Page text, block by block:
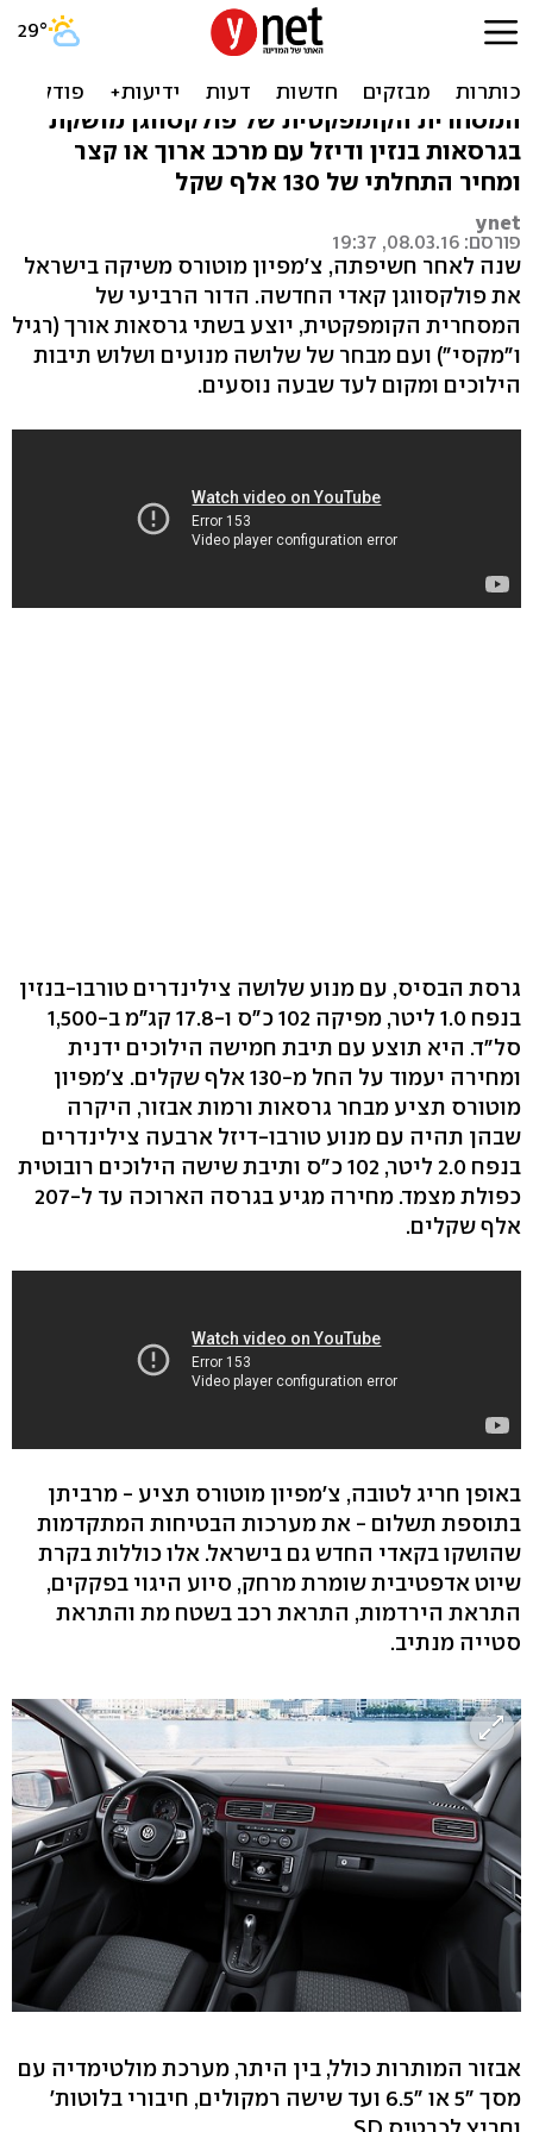
פולקסווגן קאדי בישראל -
המסחרית הקומפקטית של פולקסווגן מושקת
בגרסאות בנזין ודיזל עם מרכב ארוך או קצר
ומחיר התחלתי של 130 אלף שקל
ynet
פורסם: 08.03.16, 19:37
שנה לאחר חשיפתה, צ'מפיון מוטורס משיקה בישראל
את פולקסווגן קאדי החדשה. הדור הרביעי של
המסחרית הקומפקטית, יוצע בשתי גרסאות אורך (רגיל
ו"מקסי") ועם מבחר של שלושה מנועים ושלוש תיבות
הילוכים ומקום לעד שבעה נוסעים.
גרסת הבסיס, עם מנוע שלושה צילינדרים טורבו-בנזין
בנפח 1.0 ליטר, מפיקה 102 כ"ס ו-17.8 קג"מ ב-1,500
סל"ד. היא תוצע עם תיבת חמישה הילוכים ידנית
ומחירה יעמוד על החל מ-130 אלף שקלים. צ'מפיון
מוטורס תציע מבחר גרסאות ורמות אבזור, היקרה
שבהן תהיה עם מנוע טורבו-דיזל ארבעה צילינדרים
בנפח 2.0 ליטר, 102 כ"ס ותיבת שישה הילוכים רובוטית
כפולת מצמד. מחירה מגיע בגרסה הארוכה עד ל-207
אלף שקלים.
באופן חריג לטובה, צ'מפיון מוטורס תציע - מרביתן
בתוספת תשלום - את מערכות הבטיחות המתקדמות
שהושקו בקאדי החדש גם בישראל. אלו כוללות בקרת
שיוט אדפטיבית שומרת מרחק, סיוע היגוי בפקקים,
התראת הירדמות, התראת רכב בשטח מת והתראת
סטייה מנתיב.
אבזור המותרות כולל, בין היתר, מערכת מולטימדיה עם
מסך "5 או "6.5 ועד שישה רמקולים, חיבורי בלוטות'